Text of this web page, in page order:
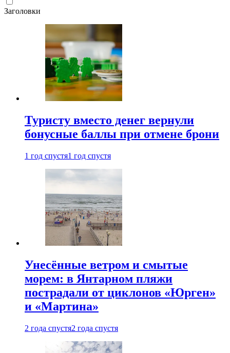
Заголовки
Туристу вместо денег вернули
бонусные баллы при отмене брони
1 год спустя1 год спустя
Унесённые ветром и смытые
морем: в Янтарном пляжи
пострадали от циклонов «Юрген»
и «Мартина»
2 года спустя2 года спустя